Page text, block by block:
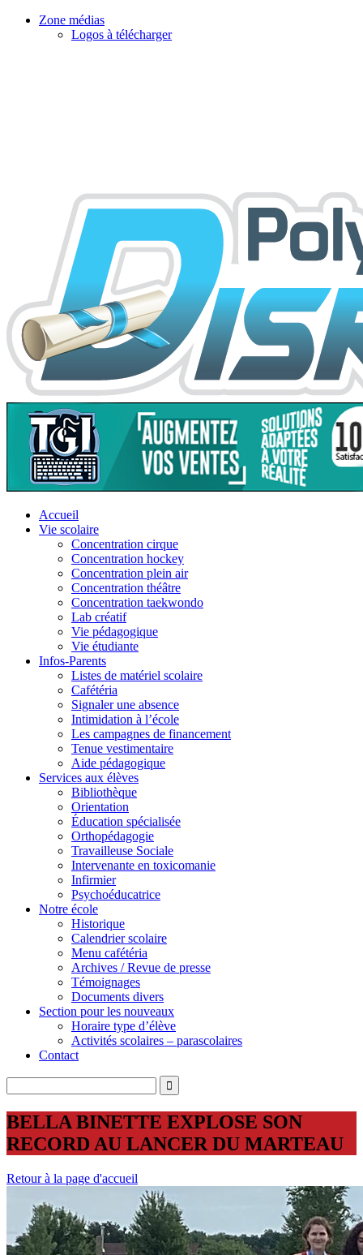
Zone médias
Logos à télécharger
Accueil
Vie scolaire
Concentration cirque
Concentration hockey
Concentration plein air
Concentration théâtre
Concentration taekwondo
Lab créatif
Vie pédagogique
Vie étudiante
Infos-Parents
Listes de matériel scolaire
Cafétéria
Signaler une absence
Intimidation à l’école
Les campagnes de financement
Tenue vestimentaire
Aide pédagogique
Services aux élèves
Bibliothèque
Orientation
Éducation spécialisée
Orthopédagogie
Travailleuse Sociale
Intervenante en toxicomanie
Infirmier
Psychoéducatrice
Notre école
Historique
Calendrier scolaire
Menu cafétéria
Archives / Revue de presse
Témoignages
Documents divers
Section pour les nouveaux
Horaire type d’élève
Activités scolaires – parascolaires
Contact
BELLA BINETTE EXPLOSE SON
RECORD AU LANCER DU MARTEAU
Retour à la page d'accueil